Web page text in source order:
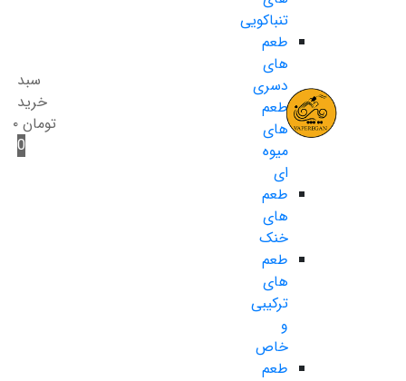
تنباکویی
طعم
های
دسری
طعم
های
میوه
ای
طعم
های
خنک
طعم
های
ترکیبی
و
خاص
طعم
سبد
خرید
تومان ۰
0